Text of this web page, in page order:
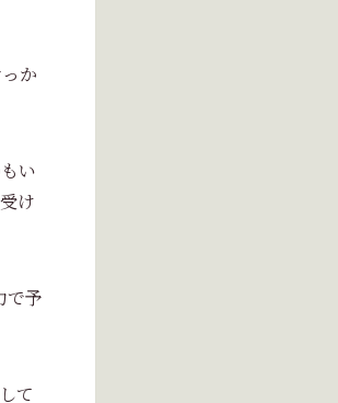
か
い
け
で予
て